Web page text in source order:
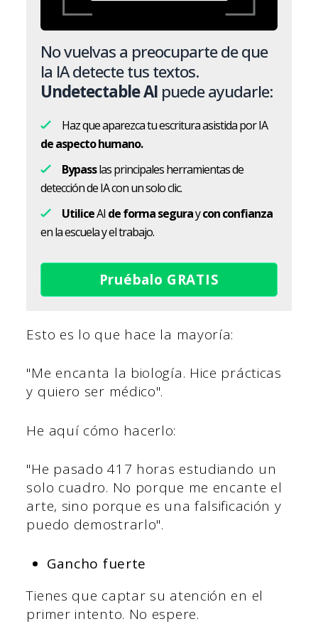
No vuelvas a preocuparte de que
la IA detecte tus textos.
Undetectable AI puede ayudarle:
Haz que aparezca tu escritura asistida por IA
de aspecto humano.
Bypasslas principales herramientas de
detección de IA con un solo clic.
UtiliceAI de forma seguraycon confianza
en la escuela y el trabajo.
Pruébalo GRATIS
Esto es lo que hace la mayoría:
"Me encanta la biología. Hice prácticas
y quiero ser médico".
He aquí cómo hacerlo:
"He pasado 417 horas estudiando un
solo cuadro. No porque me encante el
arte, sino porque es una falsificación y
puedo demostrarlo".
Gancho fuerte
Tienes que captar su atención en el
primer intento. No espere.